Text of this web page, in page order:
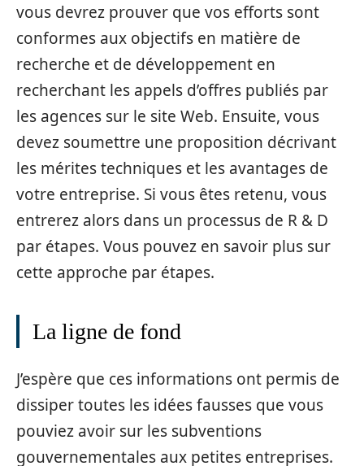
vous devrez prouver que vos efforts sont
conformes aux objectifs en matière de
recherche et de développement en
recherchant les appels d’offres publiés par
les agences sur le site Web. Ensuite, vous
devez soumettre une proposition décrivant
les mérites techniques et les avantages de
votre entreprise. Si vous êtes retenu, vous
entrerez alors dans un processus de R & D
par étapes. Vous pouvez en savoir plus sur
cette approche par étapes.
La ligne de fond
J’espère que ces informations ont permis de
dissiper toutes les idées fausses que vous
pouviez avoir sur les subventions
gouvernementales aux petites entreprises.